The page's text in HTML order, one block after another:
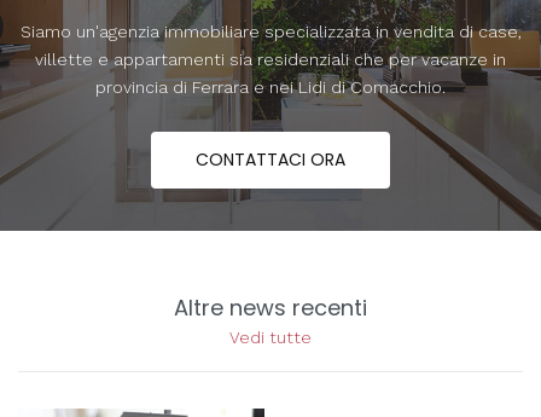
Siamo un'agenzia immobiliare specializzata in vendita di case,
villette e appartamenti sia residenziali che per vacanze in
provincia di Ferrara e nei Lidi di Comacchio.
CONTATTACI ORA
Altre news recenti
Vedi tutte